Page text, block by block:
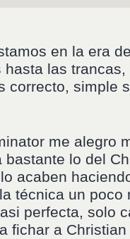
en la era
hasta las
correcto, simple
me alegro
bastante lo del
acaben
técnica un poco
perfecta, solo
fichar a Christian